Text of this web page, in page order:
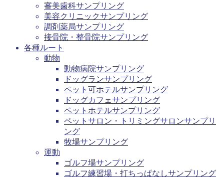
審美歯科サンプリング
美容クリニックサンプリング
調剤薬局サンプリング
接骨院・整骨院サンプリング
各種ルート
動物
動物病院サンプリング
ドッグランサンプリング
ペット可ホテルサンプリング
ドッグカフェサンプリング
ペットホテルサンプリング
ペットサロン・トリミングサロンサンプリ
ング
牧場サンプリング
運動
ゴルフ場サンプリング
ゴルフ練習場・打ちっぱなしサンプリング